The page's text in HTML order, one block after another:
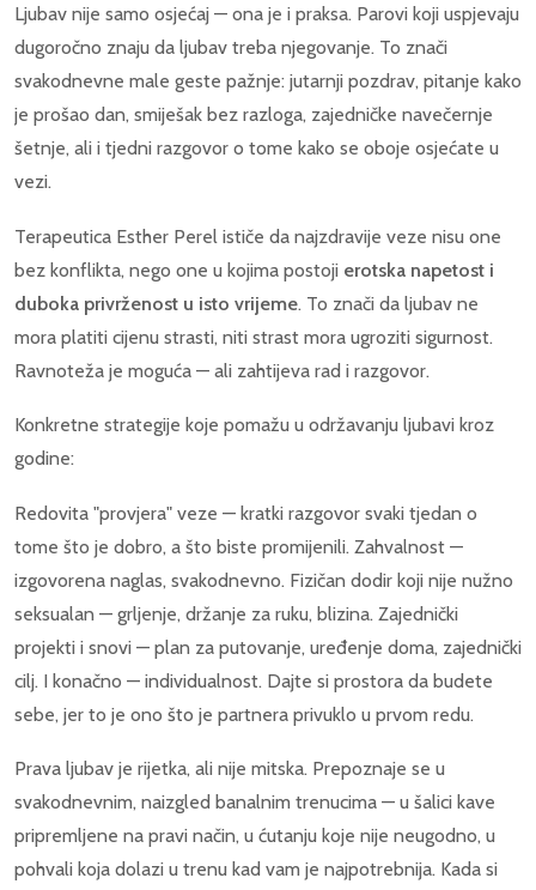
Ljubav nije samo osjećaj — ona je i praksa. Parovi koji uspjevaju
dugoročno znaju da ljubav treba njegovanje. To znači
svakodnevne male geste pažnje: jutarnji pozdrav, pitanje kako
je prošao dan, smiješak bez razloga, zajedničke navečernje
šetnje, ali i tjedni razgovor o tome kako se oboje osjećate u
vezi.
Terapeutica Esther Perel ističe da najzdravije veze nisu one
bez konflikta, nego one u kojima postoji erotska napetost i
duboka privrženost u isto vrijeme. To znači da ljubav ne
mora platiti cijenu strasti, niti strast mora ugroziti sigurnost.
Ravnoteža je moguća — ali zahtijeva rad i razgovor.
Konkretne strategije koje pomažu u održavanju ljubavi kroz
godine:
Redovita "provjera" veze — kratki razgovor svaki tjedan o
tome što je dobro, a što biste promijenili. Zahvalnost —
izgovorena naglas, svakodnevno. Fizičan dodir koji nije nužno
seksualan — grljenje, držanje za ruku, blizina. Zajednički
projekti i snovi — plan za putovanje, uređenje doma, zajednički
cilj. I konačno — individualnost. Dajte si prostora da budete
sebe, jer to je ono što je partnera privuklo u prvom redu.
Prava ljubav je rijetka, ali nije mitska. Prepoznaje se u
svakodnevnim, naizgled banalnim trenucima — u šalici kave
pripremljene na pravi način, u ćutanju koje nije neugodno, u
pohvali koja dolazi u trenu kad vam je najpotrebnija. Kada si